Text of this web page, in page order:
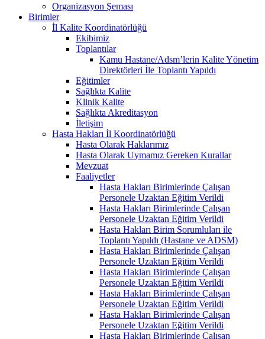
Organizasyon Şeması
Birimler
İl Kalite Koordinatörlüğü
Ekibimiz
Toplantılar
Kamu Hastane/Adsm’lerin Kalite Yönetim
Direktörleri İle Toplantı Yapıldı
Eğitimler
Sağlıkta Kalite
Klinik Kalite
Sağlıkta Akreditasyon
İletişim
Hasta Hakları İl Koordinatörlüğü
Hasta Olarak Haklarımız
Hasta Olarak Uymamız Gereken Kurallar
Mevzuat
Faaliyetler
Hasta Hakları Birimlerinde Çalışan
Personele Uzaktan Eğitim Verildi
Hasta Hakları Birimlerinde Çalışan
Personele Uzaktan Eğitim Verildi
Hasta Hakları Birim Sorumluları ile
Toplantı Yapıldı (Hastane ve ADSM)
Hasta Hakları Birimlerinde Çalışan
Personele Uzaktan Eğitim Verildi
Hasta Hakları Birimlerinde Çalışan
Personele Uzaktan Eğitim Verildi
Hasta Hakları Birimlerinde Çalışan
Personele Uzaktan Eğitim Verildi
Hasta Hakları Birimlerinde Çalışan
Personele Uzaktan Eğitim Verildi
Hasta Hakları Birimlerinde Çalışan